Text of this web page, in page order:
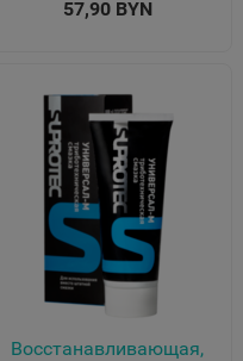
57,90 BYN
Восстанавливающая,